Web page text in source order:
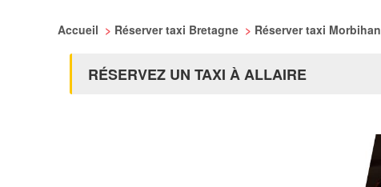
Accueil > Réserver taxi Bretagne > Réserver taxi Morbihan
RÉSERVEZ UN TAXI À ALLAIRE